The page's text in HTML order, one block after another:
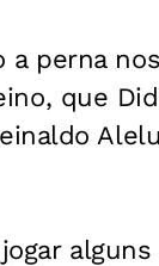
a perna
que